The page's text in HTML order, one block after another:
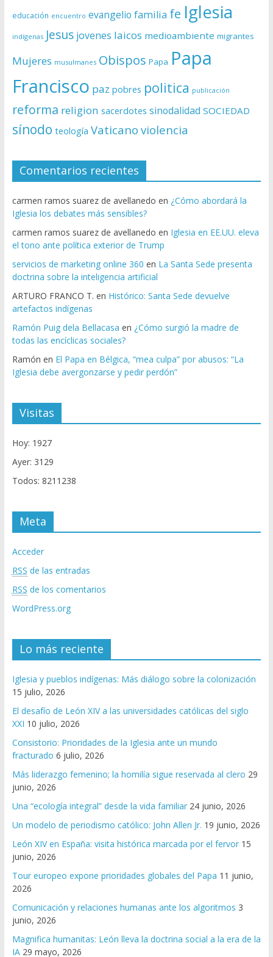
educación encuentro evangelio familia fe Iglesia
indígenas Jesus jovenes laicos medioambiente migrantes
Mujeres musulmanes Obispos Papa Papa
Francisco paz pobres politica publicación
reforma religion sacerdotes sinodalidad SOCIEDAD
sínodo teología Vaticano violencia
Comentarios recientes
carmen ramos suarez de avellanedo en ¿Cómo abordará la
Iglesia los debates más sensibles?
carmen ramos suarez de avellanedo en Iglesia en EE.UU. eleva
el tono ante política exterior de Trump
servicios de marketing online 360 en La Santa Sede presenta
doctrina sobre la inteligencia artificial
ARTURO FRANCO T. en Histórico: Santa Sede devuelve
artefactos indígenas
Ramón Puig dela Bellacasa en ¿Cómo surgió la madre de
todas las encíclicas sociales?
Ramón en El Papa en Bélgica, “mea culpa” por abusos: “La
Iglesia debe avergonzarse y pedir perdón”
Visitas
Hoy: 1927
Ayer: 3129
Todos: 8211238
Meta
Acceder
RSS de las entradas
RSS de los comentarios
WordPress.org
Lo más reciente
Iglesia y pueblos indígenas: Más diálogo sobre la colonización
15 julio, 2026
El desafío de León XIV a las universidades católicas del siglo
XXI 10 julio, 2026
Consistorio: Prioridades de la Iglesia ante un mundo
fracturado 6 julio, 2026
Más liderazgo femenino; la homilía sigue reservada al clero 29
junio, 2026
Una “ecología integral” desde la vida familiar 24 junio, 2026
Un modelo de periodismo católico: John Allen Jr. 19 junio, 2026
León XIV en España: visita histórica marcada por el fervor 15
junio, 2026
Tour europeo expone prioridades globales del Papa 11 junio,
2026
Comunicación y relaciones humanas ante los algoritmos 3
junio, 2026
Magnifica humanitas: León lleva la doctrina social a la era de la
IA 29 mayo, 2026